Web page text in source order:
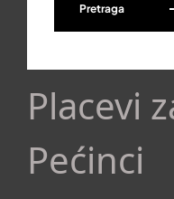
Pretraga
Placevi
Pećinci